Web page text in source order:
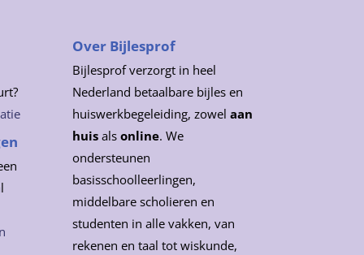
Over Bijlesprof
Bijlesprof verzorgt in heel
Nederland betaalbare bijles en
huiswerkbegeleiding, zowelaan
huis alsonline. We
ondersteunen
basisschoolleerlingen,
middelbare scholieren en
studenten in alle vakken, van
rekenen en taal tot wiskunde,